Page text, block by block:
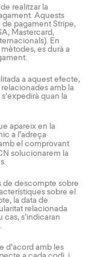
realitzar la
Aquests
de pagament Stripe,
Mastercard,
En
es durà a
a aquest efecte,
amb la
quan la
apareix en la
a l’adreça
el comprovant
solucionarem la
de descompte sobre
sobre el
la data de
relacionada
s’indicaran
d’acord amb les